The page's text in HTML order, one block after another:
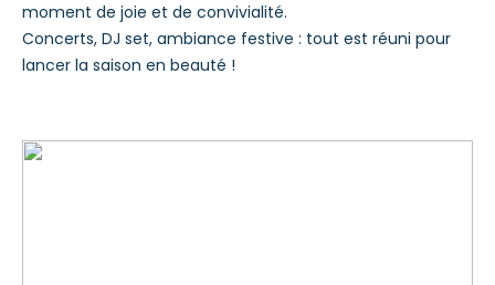
moment de joie et de convivialité.
Concerts, DJ set, ambiance festive : tout est réuni pour
lancer la saison en beauté !